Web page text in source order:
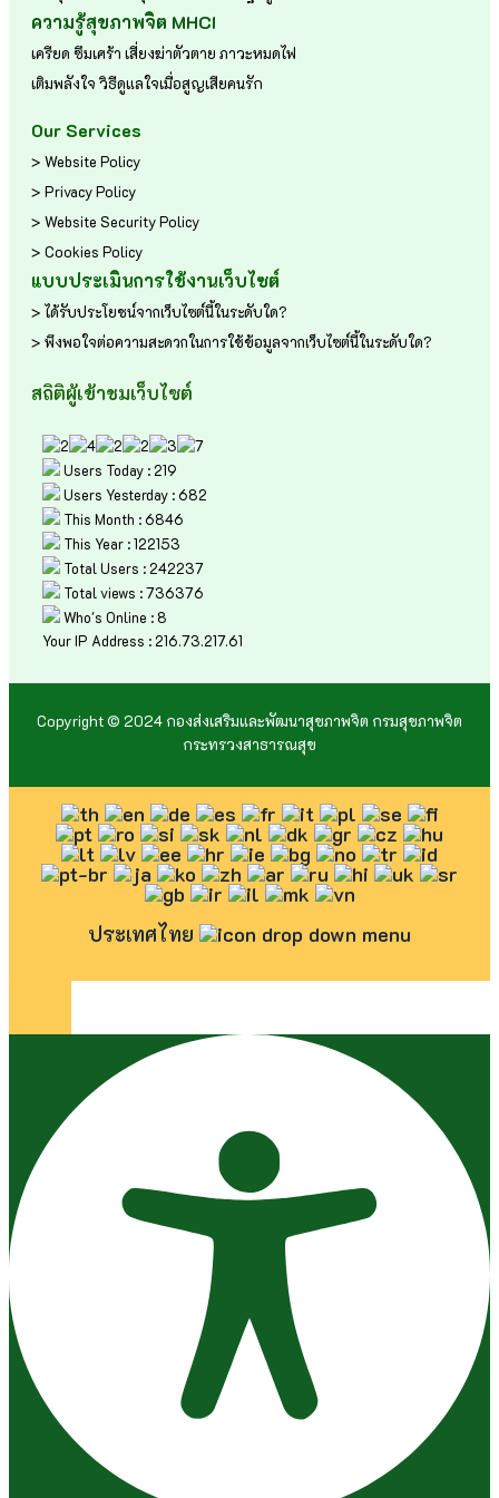
ความรู้สุขภาพจิต MHCI
เครียด ซึมเศร้า เสี่ยงฆ่าตัวตาย ภาวะหมดไฟ
เติมพลังใจ วิธีดูแลใจเมื่อสูญเสียคนรัก
Our Services
> Website Policy
> Privacy Policy
> Website Security Policy
> Cookies Policy
แบบประเมินการใช้งานเว็บไซต์
> ได้รับประโยชน์จากเว็บไซต์นี้ในระดับใด?
> พึงพอใจต่อความสะดวกในการใช้ข้อมูลจากเว็บไซต์นี้ในระดับใด?
สถิติผู้เข้าชมเว็บไซต์
Users Today : 219
Users Yesterday : 682
This Month : 6846
This Year : 122153
Total Users : 242237
Total views : 736376
Who's Online : 8
Your IP Address : 216.73.217.61
Copyright © 2024 กองส่งเสริมและพัฒนาสุขภาพจิต กรมสุขภาพจิต
กระทรวงสาธารณสุข
ประเทศไทย